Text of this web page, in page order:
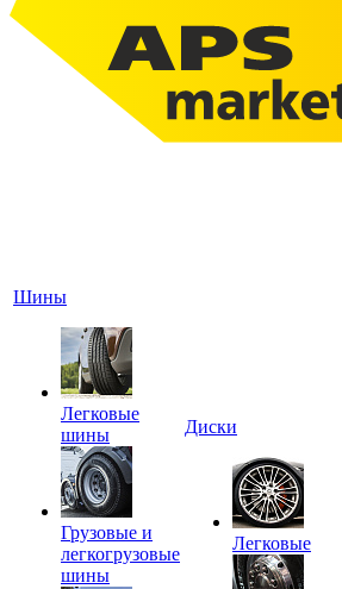
Шины
Легковые
шины
Грузовые и
легкогрузовые
шины
Диски
Легковые